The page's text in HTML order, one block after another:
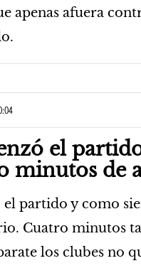
apenas afuera
el
minutos de
el partido y como
Cuatro minutos
los clubes no